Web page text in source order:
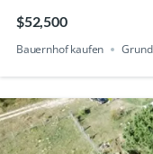
$52,500
Bauernhof kaufen